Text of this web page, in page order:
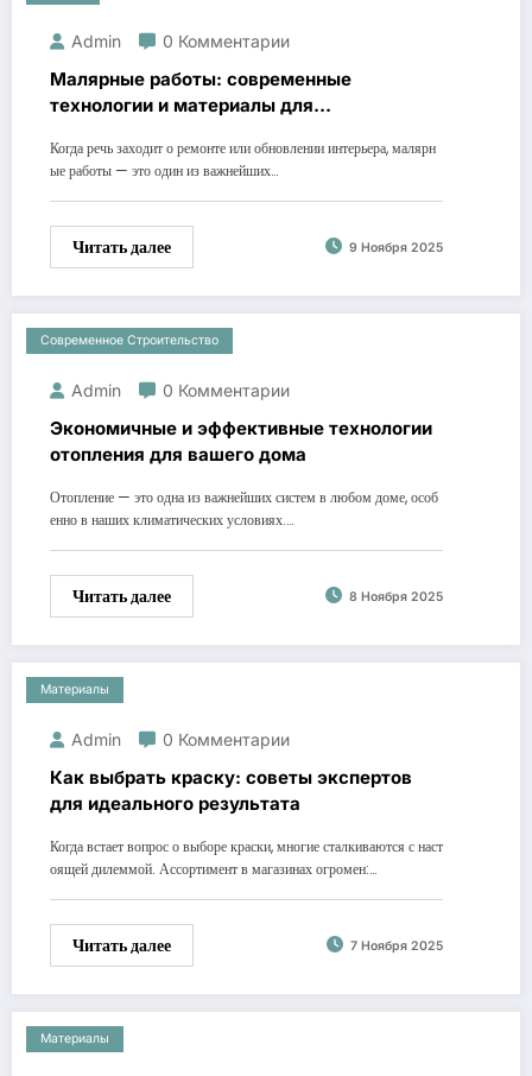
Admin 0 Комментарии
Малярные работы: современные
технологии и материалы для
Когда речь заходит о ремонте или обновлении интерьера, малярн
ые работы — это один из важнейших…
Читать далее 9 Ноября 2025
Современное Строительство
Admin 0 Комментарии
Экономичные и эффективные технологии
отопления для вашего дома
Отопление — это одна из важнейших систем в любом доме, особ
енно в наших климатических условиях.…
Читать далее 8 Ноября 2025
Материалы
Admin 0 Комментарии
Как выбрать краску: советы экспертов
для идеального результата
Когда встает вопрос о выборе краски, многие сталкиваются с наст
оящей дилеммой. Ассортимент в магазинах огромен:…
Читать далее 7 Ноября 2025
Материалы